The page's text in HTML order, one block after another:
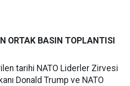
ORTAK BASIN TOPLANTISI
tarihi NATO Liderler Zirvesi
Donald Trump ve NATO